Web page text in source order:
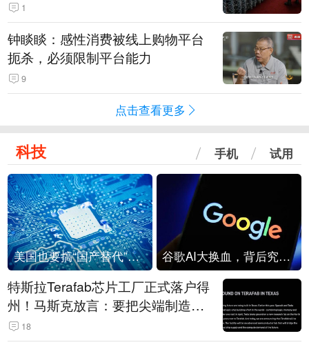
1
钟睒睒：感性消费被线上购物平台
扼杀，必须限制平台能力
9
点击查看更多
科技 手机 试用
美国也要搞“国产替代”？先算清三笔账 谷歌AI大换血，背后究竟发生了什么？
特斯拉Terafab芯片工厂正式落户得
州！马斯克放言：要把尖端制造带
回美国
18